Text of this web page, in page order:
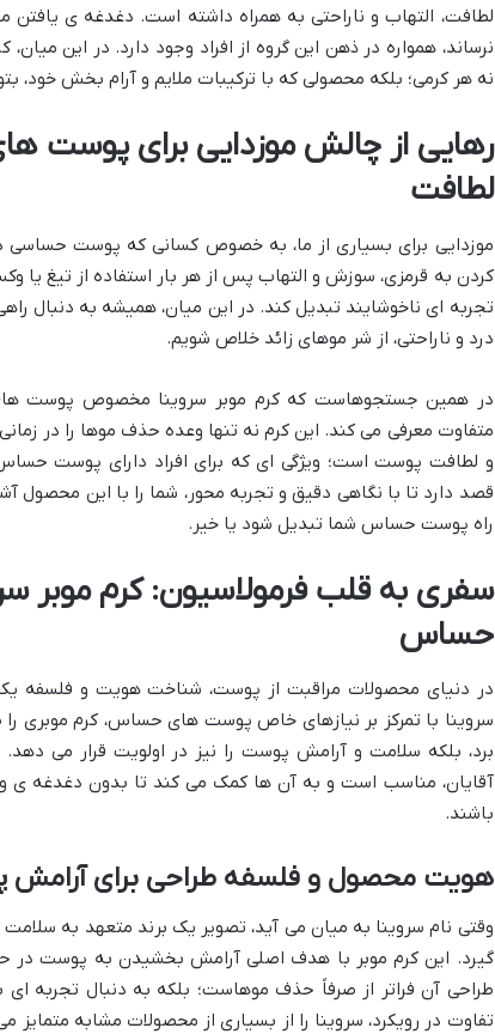
لطافت، التهاب و ناراحتی به همراه داشته است. دغدغه ی
نرساند، همواره در ذهن این گروه از افراد وجود دارد. در این
نه هر کرمی؛ بلکه محصولی که با ترکیبات ملایم و آرام بخش خود،
رهایی از چالش موزدایی برای پوست
لطافت
موزدایی برای بسیاری از ما، به خصوص کسانی که پوست حساسی
کردن به قرمزی، سوزش و التهاب پس از هر بار استفاده از تیغ
تجربه ای ناخوشایند تبدیل کند. در این میان، همیشه به دنبال
درد و ناراحتی، از شر موهای زائد خلاص شویم.
در همین جستجوهاست که کرم موبر سروینا مخصوص پوست
متفاوت معرفی می کند. این کرم نه تنها وعده حذف موها را در
و لطافت پوست است؛ ویژگی ای که برای افراد دارای پوست
قصد دارد تا با نگاهی دقیق و تجربه محور، شما را با این محصول
راه پوست حساس شما تبدیل شود یا خیر.
سفری به قلب فرمولاسیون: کرم موبر
حساس
در دنیای محصولات مراقبت از پوست، شناخت هویت و فلسفه یک
سروینا با تمرکز بر نیازهای خاص پوست های حساس، کرم موبری
برد، بلکه سلامت و آرامش پوست را نیز در اولویت قرار می
آقایان، مناسب است و به آن ها کمک می کند تا بدون دغدغه ی
باشند.
هویت محصول و فلسفه طراحی برای
وقتی نام سروینا به میان می آید، تصویر یک برند متعهد به
گیرد. این کرم موبر با هدف اصلی آرامش بخشیدن به پوست در
طراحی آن فراتر از صرفاً حذف موهاست؛ بلکه به دنبال تجربه
تفاوت در رویکرد، سروینا را از بسیاری از محصولات مشابه